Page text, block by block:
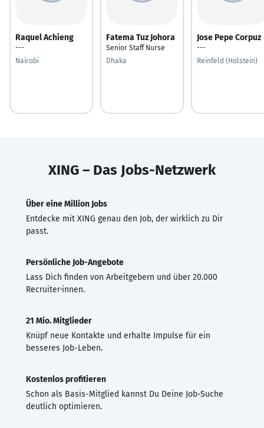
Raquel Achieng
---
Nairobi
Fatema Tuz Johora
Senior Staff Nurse
Dhaka
Jose Pepe Corpuz
---
Reinfeld (Holstein)
XING – Das Jobs-Netzwerk
Über eine Million Jobs
Entdecke mit XING genau den Job, der wirklich zu Dir
passt.
Persönliche Job-Angebote
Lass Dich finden von Arbeitgebern und über 20.000
Recruiter·innen.
21 Mio. Mitglieder
Knüpf neue Kontakte und erhalte Impulse für ein
besseres Job-Leben.
Kostenlos profitieren
Schon als Basis-Mitglied kannst Du Deine Job-Suche
deutlich optimieren.